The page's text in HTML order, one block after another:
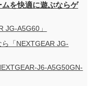
を快適に遊ぶならゲ
JG-A5G60」
「NEXTGEAR JG-
J6-A5G50GN-